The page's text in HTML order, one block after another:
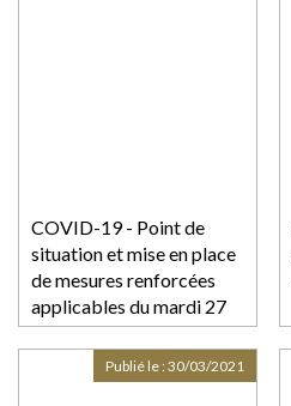
COVID-19 - Point de
situation et mise en place
de mesures renforcées
applicables du mardi 27
avril pour 3 semaines
Publié le :30/03/2021